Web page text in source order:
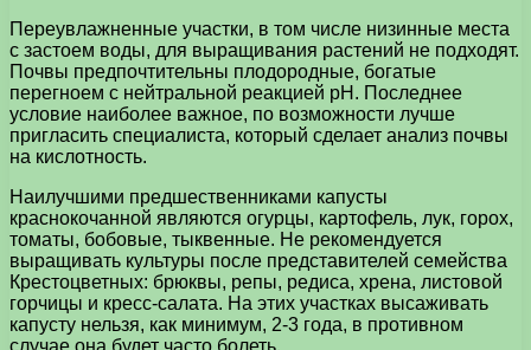
Переувлажненные участки, в том числе низинные места
с застоем воды, для выращивания растений не подходят.
Почвы предпочтительны плодородные, богатые
перегноем с нейтральной реакцией рН. Последнее
условие наиболее важное, по возможности лучше
пригласить специалиста, который сделает анализ почвы
на кислотность.
Наилучшими предшественниками капусты
краснокочанной являются огурцы, картофель, лук, горох,
томаты, бобовые, тыквенные. Не рекомендуется
выращивать культуры после представителей семейства
Крестоцветных: брюквы, репы, редиса, хрена, листовой
горчицы и кресс-салата. На этих участках высаживать
капусту нельзя, как минимум, 2-3 года, в противном
случае она будет часто болеть.